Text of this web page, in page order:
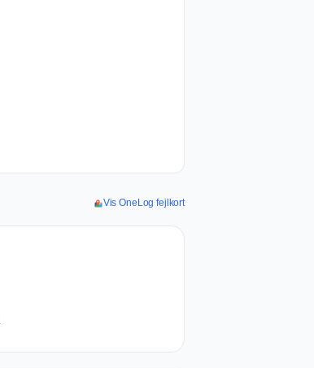
Vis OneLog fejlkort